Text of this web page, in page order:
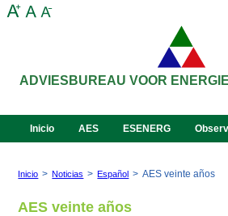
ADVIESBUREAU VOOR
Inicio AES ESENERG
Inicio > Noticias > Español > AES veinte años
AES veinte años